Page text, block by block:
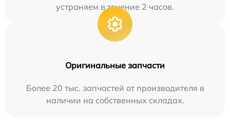
устраняем в течение 2 часов.
Оригинальные запчасти
Более 20 тыс. запчастей от производителя в
наличии на собственных складах.